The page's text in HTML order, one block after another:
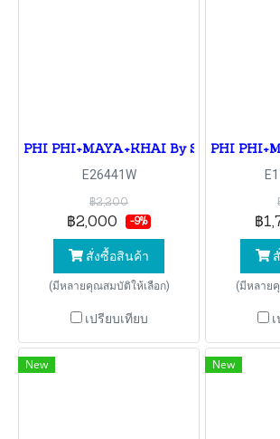
PHI PHI+MAYA+KHAI By Speedboat
E26441W
฿2,200
฿2,000 -9%
สั่งซื้อสินค้า
(มีหลายคุณสมบัติให้เลือก)
เปรียบเทียบ
PHI
฿
(มีหลาย
New New